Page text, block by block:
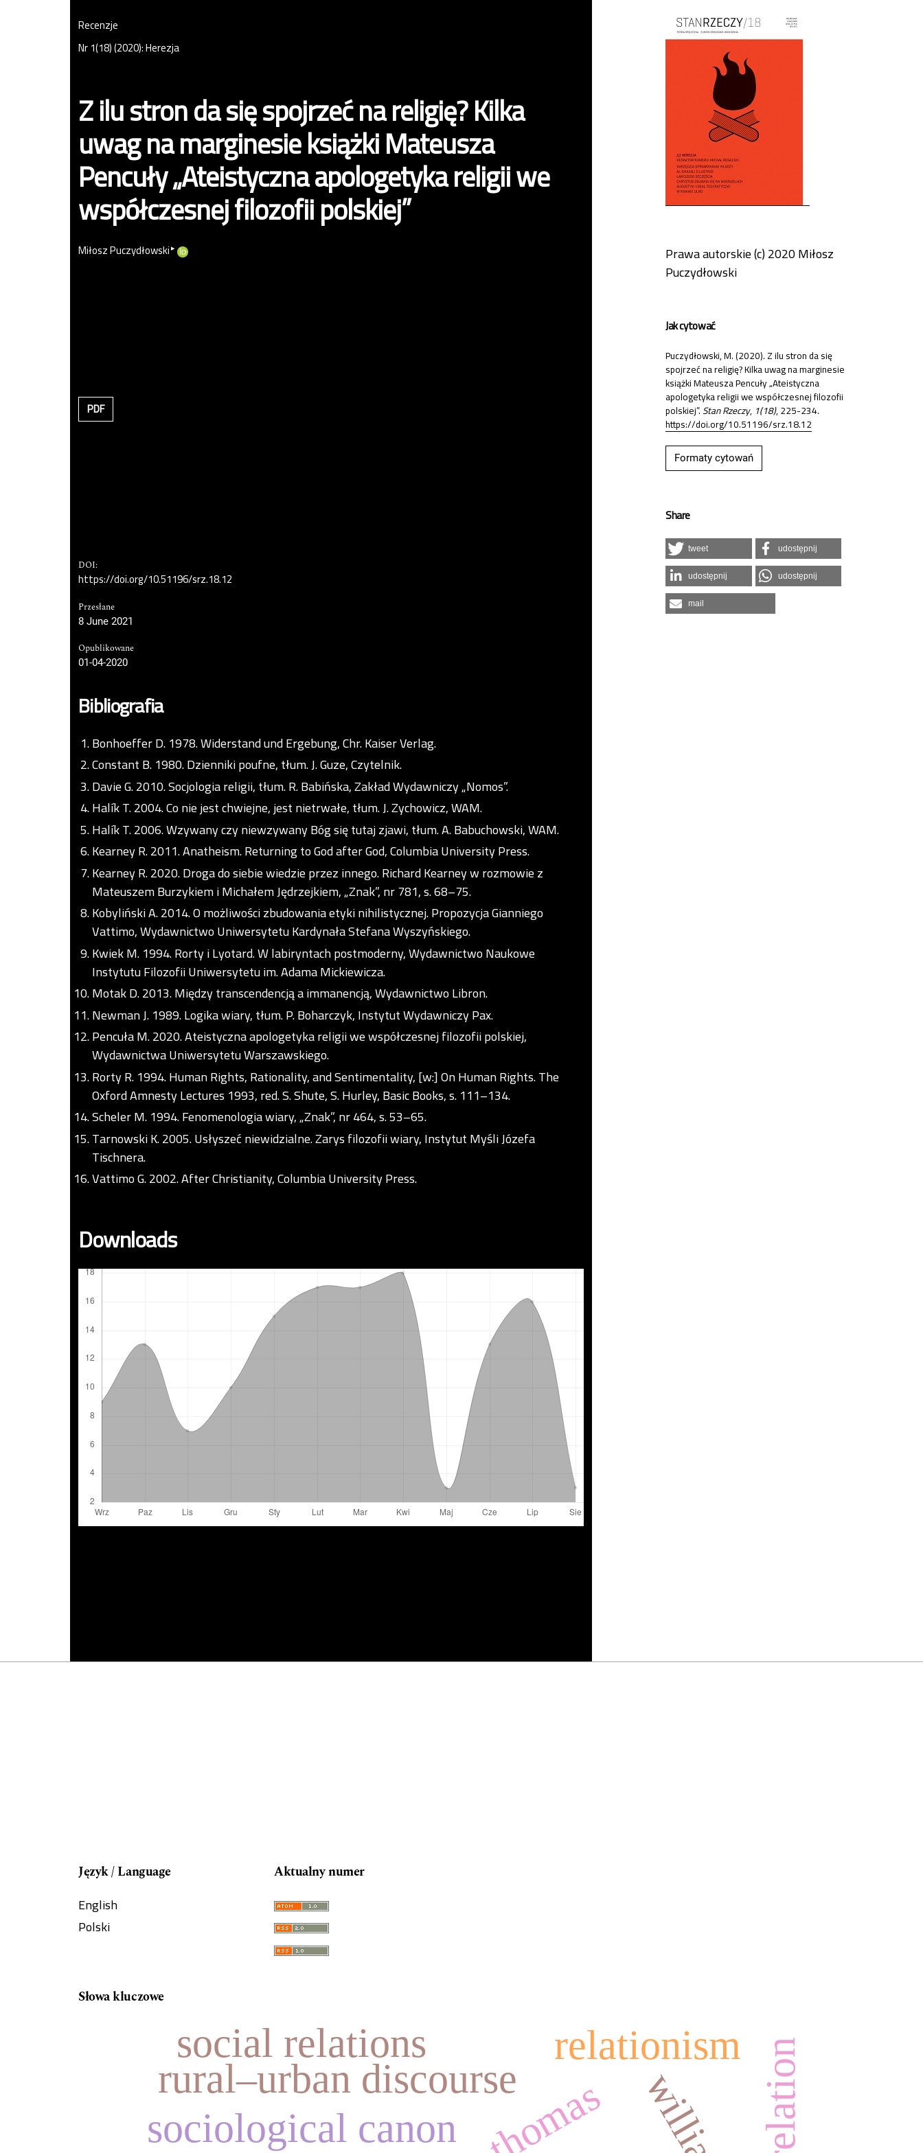
Recenzje
Nr 1(18) (2020): Herezja
Z ilu stron da się spojrzeć na religię? Kilka
uwag na marginesie książki Mateusza
Pencuły „Ateistyczna apologetyka religii we
współczesnej filozofii polskiej”
Miłosz Puczydłowski▸
PDF
DOI:
https://doi.org/10.51196/srz.18.12
Przesłane
8 June 2021
Opublikowane
01-04-2020
Bibliografia
Bonhoeffer D. 1978. Widerstand und Ergebung, Chr. Kaiser Verlag.
Constant B. 1980. Dzienniki poufne, tłum. J. Guze, Czytelnik.
Davie G. 2010. Socjologia religii, tłum. R. Babińska, Zakład Wydawniczy „Nomos”.
Halík T. 2004. Co nie jest chwiejne, jest nietrwałe, tłum. J. Zychowicz, WAM.
Halík T. 2006. Wzywany czy niewzywany Bóg się tutaj zjawi, tłum. A. Babuchowski, WAM.
Kearney R. 2011. Anatheism. Returning to God after God, Columbia University Press.
Kearney R. 2020. Droga do siebie wiedzie przez innego. Richard Kearney w rozmowie z
Mateuszem Burzykiem i Michałem Jędrzejkiem, „Znak”, nr 781, s. 68–75.
Kobyliński A. 2014. O możliwości zbudowania etyki nihilistycznej. Propozycja Gianniego
Vattimo, Wydawnictwo Uniwersytetu Kardynała Stefana Wyszyńskiego.
Kwiek M. 1994. Rorty i Lyotard. W labiryntach postmoderny, Wydawnictwo Naukowe
Instytutu Filozofii Uniwersytetu im. Adama Mickiewicza.
Motak D. 2013. Między transcendencją a immanencją, Wydawnictwo Libron.
Newman J. 1989. Logika wiary, tłum. P. Boharczyk, Instytut Wydawniczy Pax.
Pencuła M. 2020. Ateistyczna apologetyka religii we współczesnej filozofii polskiej,
Wydawnictwa Uniwersytetu Warszawskiego.
Rorty R. 1994. Human Rights, Rationality, and Sentimentality, [w:] On Human Rights. The
Oxford Amnesty Lectures 1993, red. S. Shute, S. Hurley, Basic Books, s. 111–134.
Scheler M. 1994. Fenomenologia wiary, „Znak”, nr 464, s. 53–65.
Tarnowski K. 2005. Usłyszeć niewidzialne. Zarys filozofii wiary, Instytut Myśli Józefa
Tischnera.
Vattimo G. 2002. After Christianity, Columbia University Press.
Downloads
Cover image
Prawa autorskie (c) 2020 Miłosz
Puczydłowski
Jak cytować
Puczydłowski, M. (2020). Z ilu stron da się
spojrzeć na religię? Kilka uwag na marginesie
książki Mateusza Pencuły „Ateistyczna
apologetyka religii we współczesnej filozofii
polskiej”.Stan Rzeczy, 1(18), 225-234.
https://doi.org/10.51196/srz.18.12
Formaty cytowań
Share
tweet udostępnij
udostępnij udostępnij
mail
Język / Language
English
Polski
Aktualny numer
Słowa kluczowe
sociological canon
rural–urban discourse
relationism
social relations